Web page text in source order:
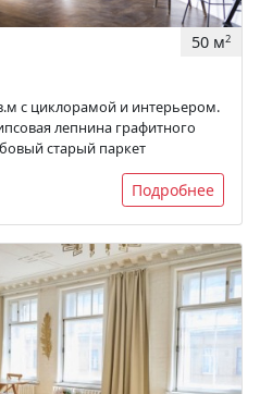
50 м2
с циклорамой и интерьером.
лепнина графитного
старый паркет
Подробнее